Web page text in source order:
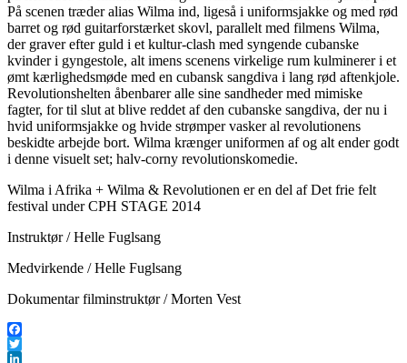
På scenen træder alias Wilma ind, ligeså i uniformsjakke og med rød
barret og rød guitarforstærket skovl, parallelt med filmens Wilma,
der graver efter guld i et kultur-clash med syngende cubanske
kvinder i gyngestole, alt imens scenens virkelige rum kulminerer i et
ømt kærlighedsmøde med en cubansk sangdiva i lang rød aftenkjole.
Revolutionshelten åbenbarer alle sine sandheder med mimiske
fagter, for til slut at blive reddet af den cubanske sangdiva, der nu i
hvid uniformsjakke og hvide strømper vasker al revolutionens
beskidte arbejde bort. Wilma krænger uniformen af og alt ender godt
i denne visuelt set; halv-corny revolutionskomedie.
Wilma i Afrika + Wilma & Revolutionen er en del af Det frie felt
festival under CPH STAGE 2014
Instruktør / Helle Fuglsang
Medvirkende / Helle Fuglsang
Dokumentar filminstruktør / Morten Vest
Facebook
Twitter